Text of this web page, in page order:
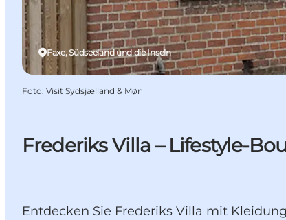
Frederiks Villa – Lifestyle-
Entdecken Sie Frederiks Villa mit
Faxe, Südseeland und die Inseln
Foto: Visit Sydsjælland & Møn